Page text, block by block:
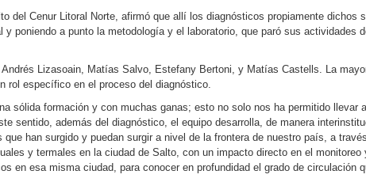
Cenur Litoral Norte, afirmó que allí los diagnósticos propiamente dichos
poniendo a punto la metodología y el laboratorio, que paró sus actividades
Lizasoain, Matías Salvo, Estefany Bertoni, y Matías Castells. La
rol específico en el proceso del diagnóstico.
sólida formación y con muchas ganas; esto no solo nos ha permitido llevar
sentido, además del diagnóstico, el equipo desarrolla, de manera
han surgido y puedan surgir a nivel de la frontera de nuestro país, a
y termales en la ciudad de Salto, con un impacto directo en el monitoreo
en esa misma ciudad, para conocer en profundidad el grado de circulación